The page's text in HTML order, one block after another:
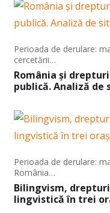
România și
publică. Analiză de
Perioada de derulare:
cercetării…
Bilingvism,
lingvistică în trei
Perioada de derulare:
România…